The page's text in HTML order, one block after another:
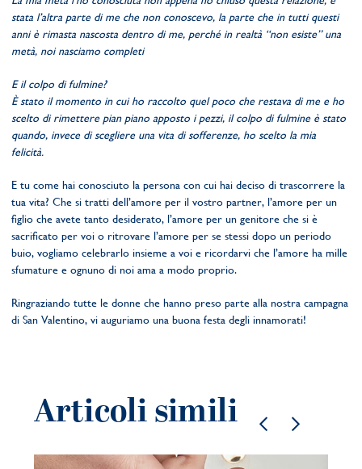
stata l’altra parte di me che non conoscevo, la parte che in tutti questi
anni è rimasta nascosta dentro di me, perché in realtà “non esiste” una
metà, noi nasciamo completi
E il colpo di fulmine?
È stato il momento in cui ho raccolto quel poco che restava di me e ho
scelto di rimettere pian piano apposto i pezzi, il colpo di fulmine è stato
quando, invece di scegliere una vita di sofferenze, ho scelto la mia
felicità.
E tu come hai conosciuto la persona con cui hai deciso di trascorrere la
tua vita? Che si tratti dell’amore per il vostro partner, l’amore per un
figlio che avete tanto desiderato, l’amore per un genitore che si è
sacrificato per voi o ritrovare l’amore per se stessi dopo un periodo
buio, vogliamo celebrarlo insieme a voi e ricordarvi che l’amore ha mille
sfumature e ognuno di noi ama a modo proprio.
Ringraziando tutte le donne che hanno preso parte alla nostra campagna
di San Valentino, vi auguriamo una buona festa degli innamorati!
Articoli simili